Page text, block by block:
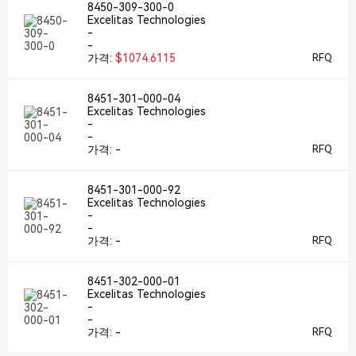
8450-309-300-0
Excelitas Technologies
-
-
가격: $1074.6115 RFQ
8451-301-000-04
Excelitas Technologies
-
-
가격: - RFQ
8451-301-000-92
Excelitas Technologies
-
-
가격: - RFQ
8451-302-000-01
Excelitas Technologies
-
-
가격: - RFQ